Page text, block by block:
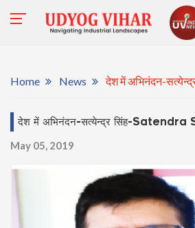
Home News देश में अभिनंदन-
देश में अभिनंदन-सत्येन्द्र सिंह-Satendra
May 05, 2019